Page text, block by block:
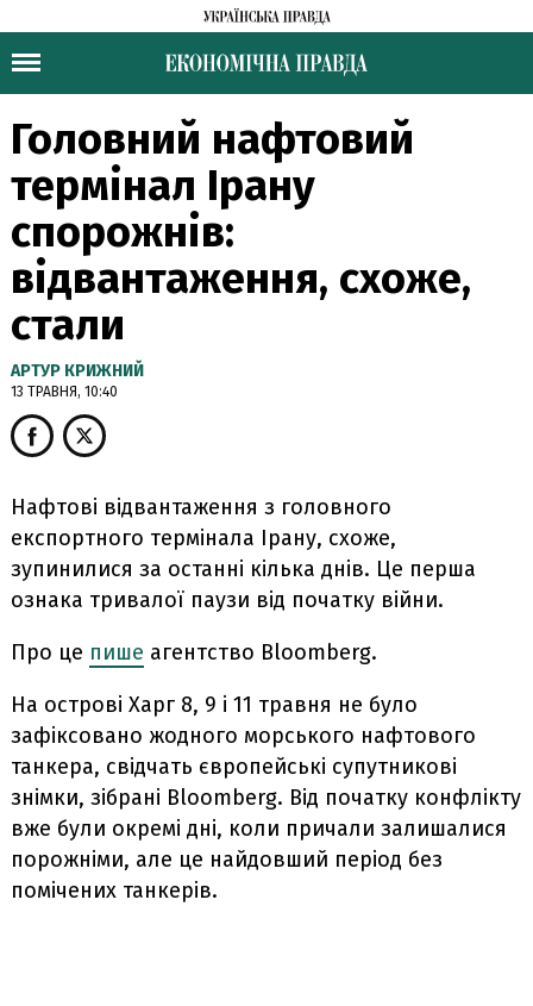
Головний нафтовий
термінал Ірану
спорожнів:
відвантаження, схоже,
стали
АРТУР КРИЖНИЙ
13 ТРАВНЯ, 10:40
Нафтові відвантаження з головного
експортного термінала Ірану, схоже,
зупинилися за останні кілька днів. Це перша
ознака тривалої паузи від початку війни.
Про це пише агентство Bloomberg.
На острові Харг 8, 9 і 11 травня не було
зафіксовано жодного морського нафтового
танкера, свідчать європейські супутникові
знімки, зібрані Bloomberg. Від початку конфлікту
вже були окремі дні, коли причали залишалися
порожніми, але це найдовший період без
помічених танкерів.